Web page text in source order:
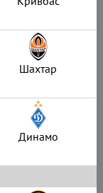
Шахтар
Динамо